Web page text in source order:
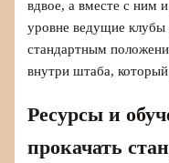
вдвое, а вместе с ним
уровне ведущие клубы
стандартным
внутри штаба, который
Ресурсы и
прокачать